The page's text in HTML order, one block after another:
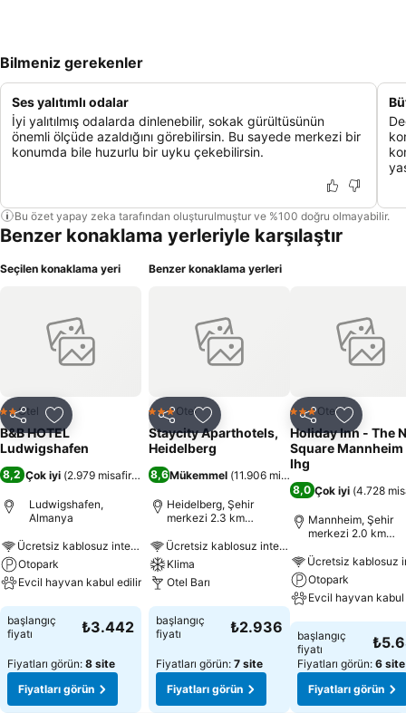
Bilmeniz gerekenler
Ses yalıtımlı odalar
İyi yalıtılmış odalarda dinlenebilir, sokak gürültüsünün
önemli ölçüde azaldığını görebilirsin. Bu sayede merkezi bir
konumda bile huzurlu bir uyku çekebilirsin.
Bu özet yapay zeka tarafından oluşturulmuştur ve %100 doğru olmayabilir.
Benzer konaklama yerleriyle karşılaştır
Seçilen konaklama yeri
Paylaş Favorilerime ekle
2 Yıldız
Otel
B&B HOTEL
Ludwigshafen
8,2 Çok iyi (2.979 misafir puanı)
Ludwigshafen,
Almanya
Ücretsiz kablosuz internet
Otopark
Evcil hayvan kabul edilir
Fiyatları görün
başlangıç
fiyatı
₺3.442
Fiyatları görün: 8 site
Fiyatları görün
Benzer konaklama yerleri
Paylaş Favorilerime ekle
3 YıldızOtel
Staycity Aparthotels,
Heidelberg
8,6Mükemmel (11.906 misafir puanı
Heidelberg, Şehir
merkezi 2.3 km
Ücretsiz kablosuz internet
Klima
Otel Barı
Fiyatları görün
başlangıç
fiyatı
₺2.936
Fiyatları görün: 7 site
Fiyatları görün
Paylaş
3 YıldızOtel
Holiday Inn - The
Square Mannheim
Ihg
8,0 Çok iyi (4.728
Mannheim, Şehir
merkezi 2.0 km
Otopark
Evcil hayvan
Fiyatları görün
başlangıç
fiyatı
Fiyatları görün: 6 site
Fiyatları görün